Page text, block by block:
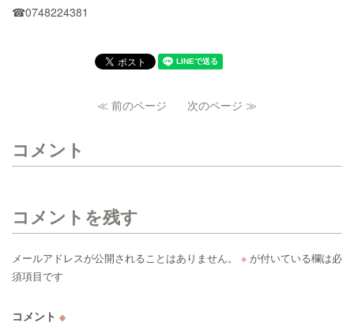
☎︎0748224381
≪ 前のページ 次のページ ≫
コメント
コメントを残す
メールアドレスが公開されることはありません。 ※ が付いている欄は必
須項目です
コメント ※